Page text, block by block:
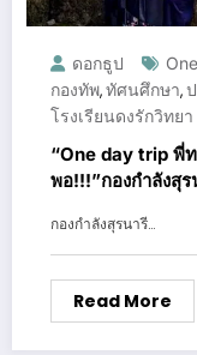
ดอกธูป
กองทัพ,ทัศนศึกษา,
โรงเรียนดงรักวิทยา
“One day trip พี่
พอ!!!”กองกำลังสุ
กองกำลังสุรนารี…
Read More